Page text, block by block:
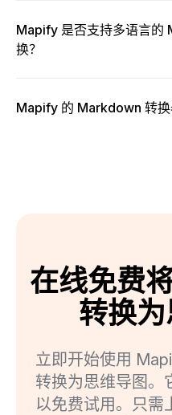
Mapify 是否支持多语言的
换？
Mapify 的 Markdown 转换
在线免费
转换
立即开始使用
转换为思维导图。
以免费试用。只需